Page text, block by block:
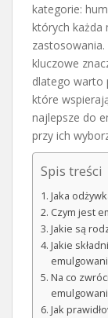
kategorie:
których każda
kluczowe
dlatego warto
które
najlepsze do
przy ich
Spis treści
Jaka
Czym jest
Jakie są
Jakie
Na co
Jak